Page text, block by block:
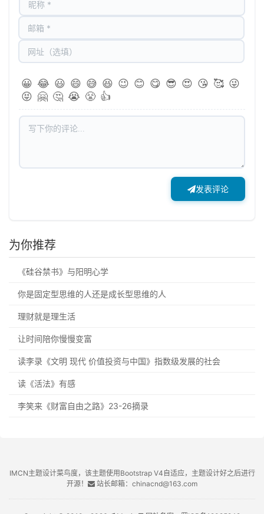
😀 😂 😃 😄 😅 😆 😉 😊 😋 😎 😍 😘 🥰 😜
😝 🤗 🤔 😭 😤 👍
发表评论
为你推荐
《硅谷禁书》与阳明心学
你是固定型思维的人还是成长型思维的人
理财就是理生活
让时间陪你慢慢变富
读李录《文明 现代 价值投资与中国》指数级发展的社会
读《活法》有感
李笑来《财富自由之路》23-26摘录
IMCN主题设计菜鸟度，该主题使用Bootstrap V4自适应，主题设计好之后进行
开源！
站长邮箱：chinacnd@163.com